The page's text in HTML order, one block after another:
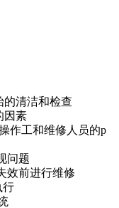
清洁和检查
因素
作工和维修人员的p
问题
效前进行维修
行